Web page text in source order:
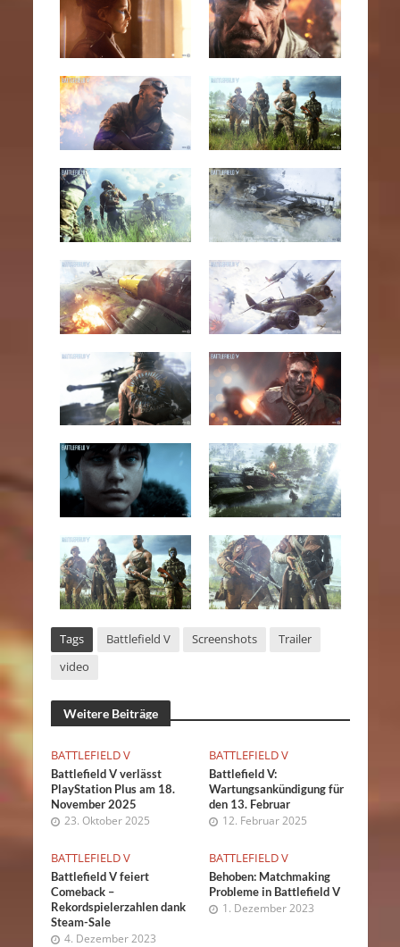
Tags Battlefield V Screenshots
Trailer
video
Weitere Beiträge
BATTLEFIELD V
Battlefield V verlässt
PlayStation Plus am 18.
November 2025
23. Oktober 2025
BATTLEFIELD V
Battlefield V:
Wartungsankündigung für
den 13. Februar
12. Februar 2025
BATTLEFIELD V
Battlefield V feiert
Comeback –
Rekordspielerzahlen dank
Steam-Sale
4. Dezember 2023
BATTLEFIELD V
Behoben: Matchmaking
Probleme in Battlefield V
1. Dezember 2023